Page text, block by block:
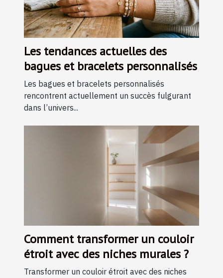
Les tendances actuelles des
bagues et bracelets personnalisés
Les bagues et bracelets personnalisés
rencontrent actuellement un succès fulgurant
dans l’univers...
Comment transformer un couloir
étroit avec des niches murales ?
Transformer un couloir étroit avec des niches